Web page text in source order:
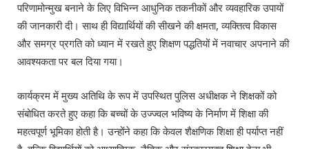
परिणामोन्मुख बनाने के लिए विभिन्न आधुनिक तकनीकों और व्यवहारिक उपायों
की जानकारी दी। साथ ही विद्यार्थियों की सीखने की क्षमता, व्यक्तित्व विकास
और समग्र प्रगति को ध्यान में रखते हुए शिक्षण पद्धतियों में नवाचार अपनाने की
आवश्यकता पर बल दिया गया।
कार्यक्रम में मुख्य अतिथि के रूप में उपस्थित पुलिस अधीक्षक ने शिक्षकों को
संबोधित करते हुए कहा कि बच्चों के उज्ज्वल भविष्य के निर्माण में शिक्षा की
महत्वपूर्ण भूमिका होती है। उन्होंने कहा कि केवल शैक्षणिक शिक्षा ही पर्याप्त नहीं